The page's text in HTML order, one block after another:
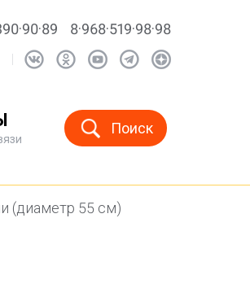
8·968·519·98·98
Поиск
(диаметр 55 см)